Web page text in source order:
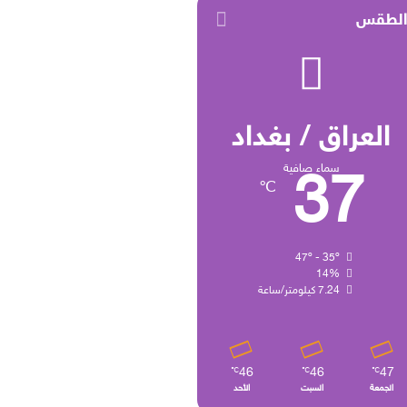
الطقس
العراق / بغداد
سماء صافية
37
℃
47º - 35º
14%
7.24 كيلومتر/ساعة
47
℃
الجمعة
46
℃
السبت
46
℃
الأحد